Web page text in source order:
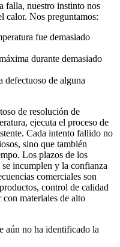
falla, nuestro instinto nos
calor. Nos preguntamos:
fue demasiado
durante demasiado
defectuoso de alguna
de resolución de
ejecuta el proceso de
Cada intento fallido no
sino que también
Los plazos de los
incumplen y la confianza
comerciales son
control de calidad
materiales de alto
aún no ha identificado la